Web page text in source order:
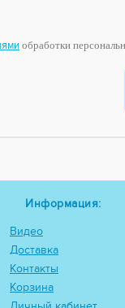
обработки
Информация:
Видео
Доставка
Контакты
Корзина